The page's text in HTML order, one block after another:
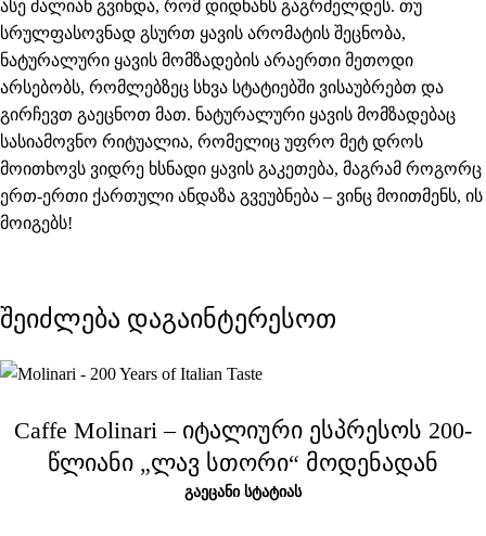
ასე ძალიან გვინდა, რომ დიდხანს გაგრძელდეს. თუ
სრულფასოვნად გსურთ ყავის არომატის შეცნობა,
ნატურალური ყავის მომზადების არაერთი მეთოდი
არსებობს, რომლებზეც სხვა სტატიებში ვისაუბრებთ და
გირჩევთ გაეცნოთ მათ. ნატურალური ყავის მომზადებაც
სასიამოვნო რიტუალია, რომელიც უფრო მეტ დროს
მოითხოვს ვიდრე ხსნადი ყავის გაკეთება, მაგრამ როგორც
ერთ-ერთი ქართული ანდაზა გვეუბნება – ვინც მოითმენს, ის
მოიგებს!
შეიძლება დაგაინტერესოთ
Caffe Molinari – იტალიური ესპრესოს 200-
წლიანი „ლავ სთორი“ მოდენადან
ᲒᲐᲔᲪᲐᲜᲘ ᲡᲢᲐᲢᲘᲐᲡ